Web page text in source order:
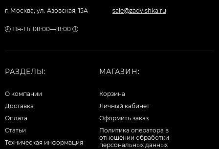
г. Москва, ул. Азовская, 15А sale@zadvishka.ru
🕗 Пн-Пт 08:00—18:00 🕕
РАЗДЕЛЫ:
О компании
Доставка
Оплата
Статьи
Техническая информация
МАГАЗИН:
Корзина
Личный кабинет
Оформить заказ
Политика оператора в
отношении обработки
персональных данных